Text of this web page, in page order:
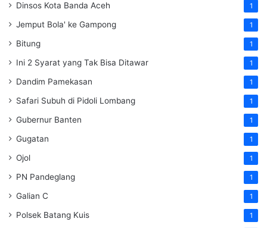
Dinsos Kota Banda Aceh 1
Jemput Bola' ke Gampong 1
Bitung 1
Ini 2 Syarat yang Tak Bisa Ditawar 1
Dandim Pamekasan 1
Safari Subuh di Pidoli Lombang 1
Gubernur Banten 1
Gugatan 1
Ojol 1
PN Pandeglang 1
Galian C 1
Polsek Batang Kuis 1